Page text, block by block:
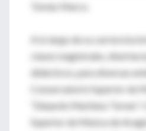
Tomás Marco.
A lo largo de su carrera ha
clases magistrales,
didácticos, para diversas
Conservatorio Superior de
“Eduardo Martínez Torner“,
Superior de Música de